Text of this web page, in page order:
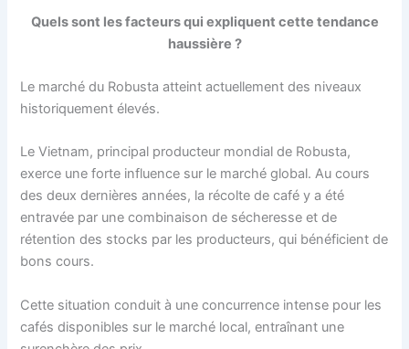
Quels sont les facteurs qui expliquent cette tendance
haussière ?
Le marché du Robusta atteint actuellement des niveaux
historiquement élevés.
Le Vietnam, principal producteur mondial de Robusta,
exerce une forte influence sur le marché global. Au cours
des deux dernières années, la récolte de café y a été
entravée par une combinaison de sécheresse et de
rétention des stocks par les producteurs, qui bénéficient de
bons cours.
Cette situation conduit à une concurrence intense pour les
cafés disponibles sur le marché local, entraînant une